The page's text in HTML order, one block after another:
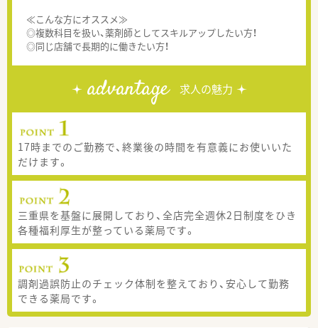
≪こんな方にオススメ≫
◎複数科目を扱い、薬剤師としてスキルアップしたい方！
◎同じ店舗で長期的に働きたい方！
advantage 求人の魅力
17時までのご勤務で、終業後の時間を有意義にお使いいた
だけます。
三重県を基盤に展開しており、全店完全週休2日制度をひき
各種福利厚生が整っている薬局です。
調剤過誤防止のチェック体制を整えており、安心して勤務
できる薬局です。